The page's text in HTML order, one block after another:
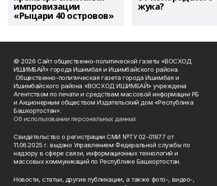
импровизации
«Рыцари 40 островов»
жука?
© 2026 Сайт общественно-политической газеты «ВОСХОД
ИШИМБАЙ» города Ишимбая и Ишимбайского района.
Общественно-политическая газета города Ишимбая и
Ишимбайского района «ВОСХОД ИШИМБАЙ» учреждена
Агентством по печати и средствам массовой информации РБ
и Акционерным обществом Издательский дом «Республика
Башкортостан».
Об использовании персональных данных
Свидетельство о регистрации СМИ №ТУ 02-01877 от
11.06.2025 г. выдано Управлением Федеральной службы по
надзору в сфере связи, информационных технологий и
массовых коммуникаций по Республике Башкортостан.
Новости, статьи, другие публикации, а также фото-, видео-,